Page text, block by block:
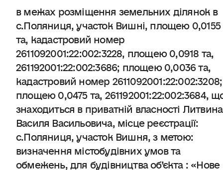
в межах розміщення земельних ділянок в
с.Поляниця, участок Вишні, площею 0,0155
та, кадастровий номер
2611092001:22:002:3228, площею 0,0918 та,
261192001:22:002:3686; площею 0,0036 та,
кадастровий номер 2611092001:22:002:3208;
площею 0,0475 та, 261192001:22:002:3684,
знаходиться в приватній власності Литвина
Василя Васильовича, місце реєстрації:
с.Поляниця, участок Вишня, з метою:
визначення містобудівних умов та
обмежень, для будівництва об’єкта : «Нове